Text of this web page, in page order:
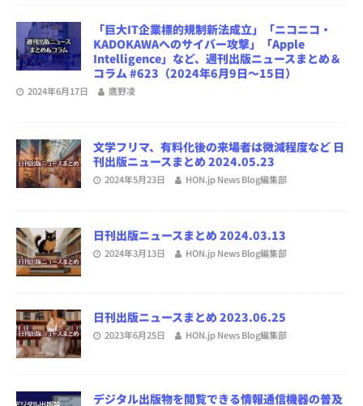
「巨大IT企業標的規制新法成立」「ニコニコ・
KADOKAWAへのサイバー攻撃」「Apple
Intelligence」など、週刊出版ニュースまとめ＆
コラム #623（2024年6月9日～15日）
2024年6月17日 鷹野凌
文学フリマ、有料化後の来場者は微減程度など 日
刊出版ニュースまとめ 2024.05.23
2024年5月23日 HON.jp News Blog編集部
日刊出版ニュースまとめ 2024.03.13
2024年3月13日 HON.jp News Blog編集部
日刊出版ニュースまとめ 2023.06.25
2023年6月25日 HON.jp News Blog編集部
デジタル出版物を閲覧できる情報通信機器の普及